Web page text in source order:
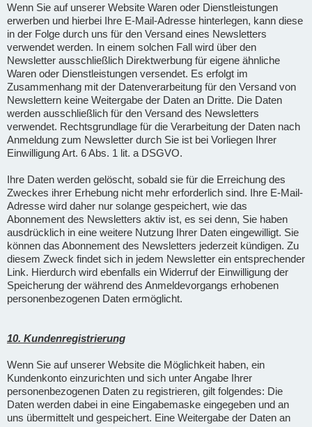
Wenn Sie auf unserer Website Waren oder Dienstleistungen
erwerben und hierbei Ihre E-Mail-Adresse hinterlegen, kann diese
in der Folge durch uns für den Versand eines Newsletters
verwendet werden. In einem solchen Fall wird über den
Newsletter ausschließlich Direktwerbung für eigene ähnliche
Waren oder Dienstleistungen versendet. Es erfolgt im
Zusammenhang mit der Datenverarbeitung für den Versand von
Newslettern keine Weitergabe der Daten an Dritte. Die Daten
werden ausschließlich für den Versand des Newsletters
verwendet. Rechtsgrundlage für die Verarbeitung der Daten nach
Anmeldung zum Newsletter durch Sie ist bei Vorliegen Ihrer
Einwilligung Art. 6 Abs. 1 lit. a DSGVO.
Ihre Daten werden gelöscht, sobald sie für die Erreichung des
Zweckes ihrer Erhebung nicht mehr erforderlich sind. Ihre E-Mail-
Adresse wird daher nur solange gespeichert, wie das
Abonnement des Newsletters aktiv ist, es sei denn, Sie haben
ausdrücklich in eine weitere Nutzung Ihrer Daten eingewilligt. Sie
können das Abonnement des Newsletters jederzeit kündigen. Zu
diesem Zweck findet sich in jedem Newsletter ein entsprechender
Link. Hierdurch wird ebenfalls ein Widerruf der Einwilligung der
Speicherung der während des Anmeldevorgangs erhobenen
personenbezogenen Daten ermöglicht.
10. Kundenregistrierung
Wenn Sie auf unserer Website die Möglichkeit haben, ein
Kundenkonto einzurichten und sich unter Angabe Ihrer
personenbezogenen Daten zu registrieren, gilt folgendes: Die
Daten werden dabei in eine Eingabemaske eingegeben und an
uns übermittelt und gespeichert. Eine Weitergabe der Daten an